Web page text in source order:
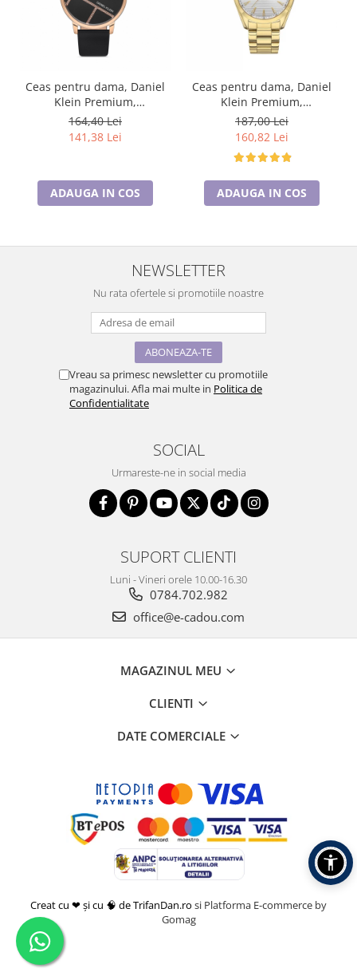
Ceas pentru dama, Daniel
Klein Premium,
DK.1.13057.3
164,40 Lei
141,38 Lei
ADAUGA IN COS
Ceas pentru dama, Daniel
Klein Premium,
DK.1.13340.3
187,00 Lei
160,82 Lei
ADAUGA IN COS
NEWSLETTER
Nu rata ofertele si promotiile noastre
Vreau sa primesc newsletter cu promotiile
magazinului. Afla mai multe in Politica de
Confidentialitate
SOCIAL
Urmareste-ne in social media
SUPORT CLIENTI
Luni - Vineri orele 10.00-16.30
0784.702.982
office@e-cadou.com
MAGAZINUL MEU
CLIENTI
DATE COMERCIALE
Creat cu ❤ și cu 🧠 de TrifanDan.ro si Platforma E-commerce by
Gomag